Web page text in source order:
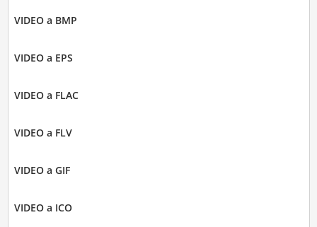
VIDEO a BMP
VIDEO a EPS
VIDEO a FLAC
VIDEO a FLV
VIDEO a GIF
VIDEO a ICO